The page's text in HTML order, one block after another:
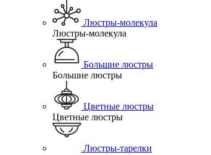
Люстры-молекула
Люстры-молекула
Большие люстры
Большие люстры
Цветные люстры
Цветные люстры
Люстры-тарелки